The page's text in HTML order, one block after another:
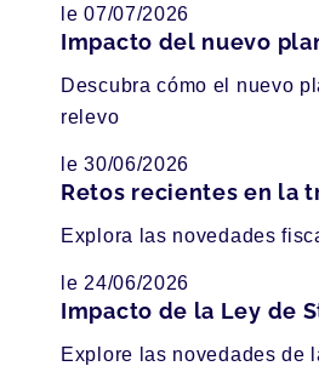
le 07/07/2026
Impacto del nuevo
Descubra cómo el nuevo
relevo
le 30/06/2026
Retos recientes en la
Explora las novedades
le 24/06/2026
Impacto de la Ley de
Explore las novedades de